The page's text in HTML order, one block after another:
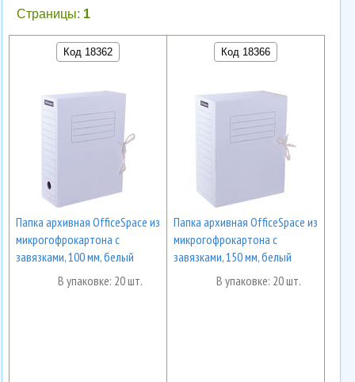
Страницы: 1
Код 18362
Папка архивная OfficeSpace из
микрогофрокартона с
завязками, 100 мм, белый
В упаковке: 20 шт.
Код 18366
Папка архивная OfficeSpace из
микрогофрокартона с
завязками, 150 мм, белый
В упаковке: 20 шт.